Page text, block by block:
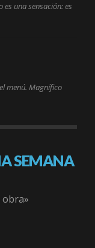
es una sensación: es
menú. Magnífico
SEMANA
obra»